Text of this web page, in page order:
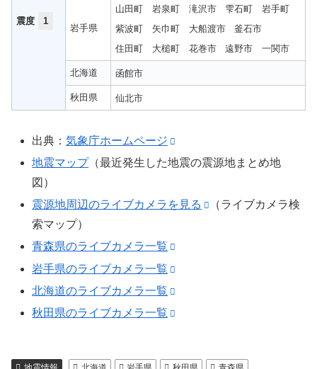
震度 1
岩手県
山田町 岩泉町 滝沢市 雫石町
岩手町
紫波町
矢巾町 大船渡市
釜石市
住田町
大槌町 花巻市 遠野市 一関市
北海道 函館市
秋田県 仙北市
出典：気象庁ホームページ
地震マップ（最近発生した地震の震源地まとめ地
図）
震源地周辺のライブカメラを見る
（ライブカメラ検
索マップ）
青森県のライブカメラ一覧
岩手県のライブカメラ一覧
北海道のライブカメラ一覧
秋田県のライブカメラ一覧